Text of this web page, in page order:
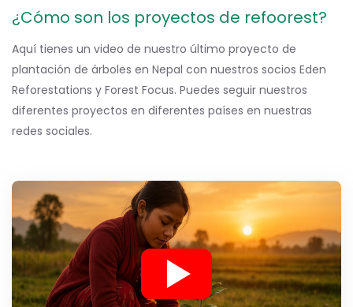
¿Cómo son los proyectos de refoorest?
Aquí tienes un video de nuestro último proyecto de
plantación de árboles en Nepal con nuestros socios Eden
Reforestations y Forest Focus. Puedes seguir nuestros
diferentes proyectos en diferentes países en nuestras
redes sociales.